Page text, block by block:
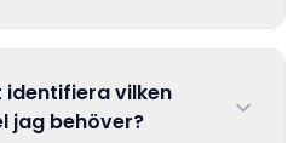
identifiera vilken
jag behöver?